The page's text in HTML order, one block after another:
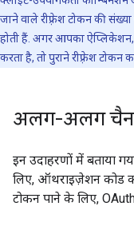
जाने वाले रीफ़्रेश टोकन की
होती हैं. अगर आपका ऐप्लिकेशन,
करता है, तो पुराने रीफ़्रेश टोकन
अलग-अलग
इन उदाहरणों में बताया
लिए, ऑथराइज़ेशन कोड
टोकन पाने के लिए,